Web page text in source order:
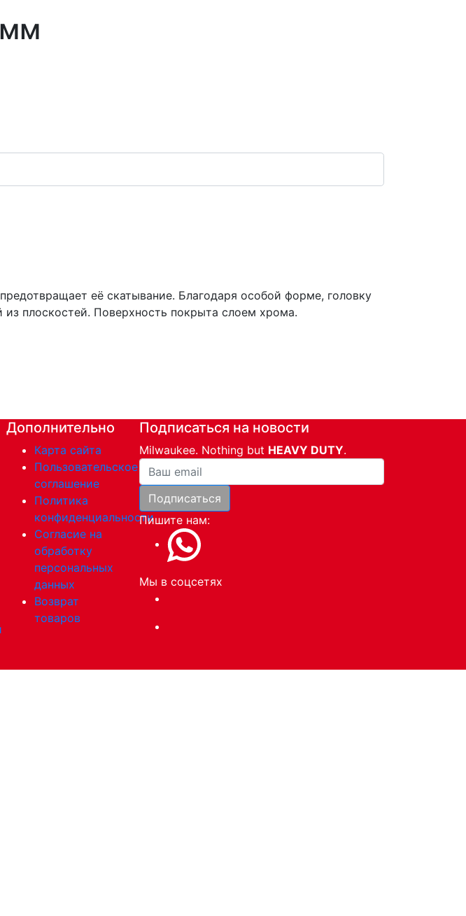
её скатывание. Благодаря особой форме, головку
плоскостей. Поверхность покрыта слоем хрома.
Дополнительно
Карта сайта
Пользовательское
соглашение
Политика
конфиденциальности
Согласие на
обработку
персональных
данных
Возврат
товаров
Подписаться на новости
Milwaukee. Nothing but HEAVY DUTY.
Ваша почта
Подписаться
Пишите нам:
Мы в соцсетях